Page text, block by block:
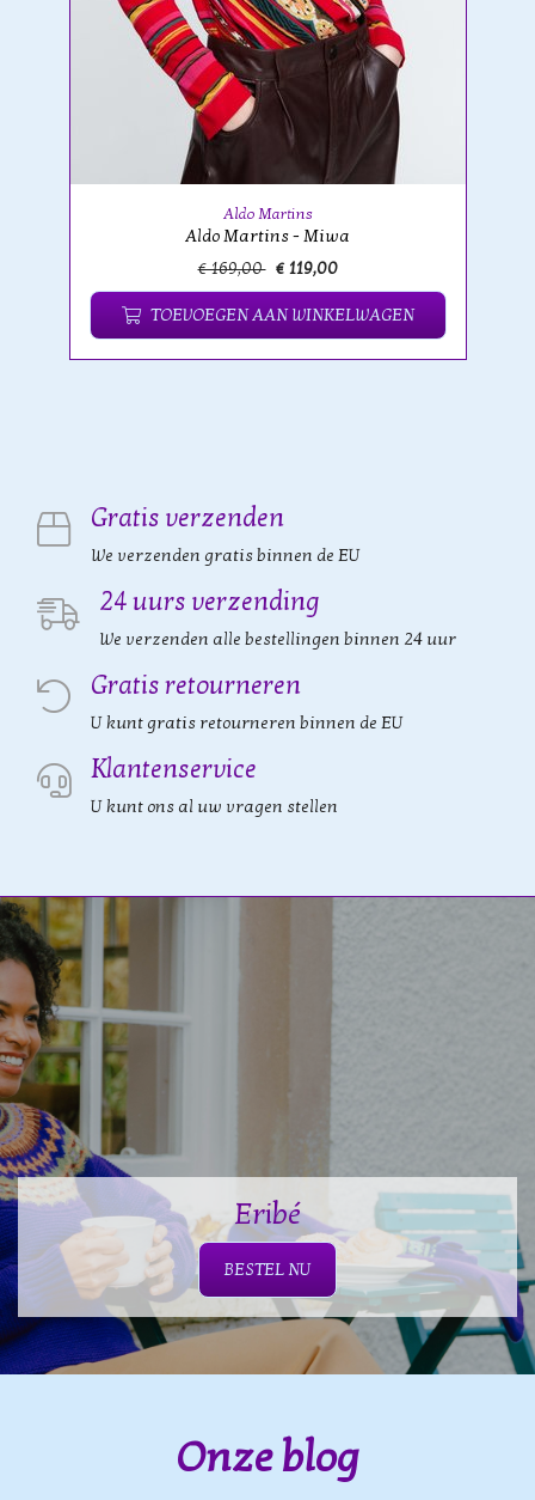
Aldo Martins
Aldo Martins - Miwa
€ 169,00 € 119,00
TOEVOEGEN AAN WINKELWAGEN
Gratis verzenden
We verzenden gratis binnen de EU
24 uurs verzending
We verzenden alle bestellingen binnen 24 uur
Gratis retourneren
U kunt gratis retourneren binnen de EU
Klantenservice
U kunt ons al uw vragen stellen
Eribé
BESTEL NU
Onze blog